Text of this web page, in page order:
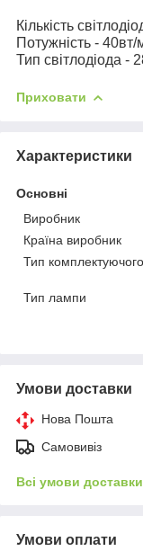
Кількість
Потужність - 40вт/
Тип світлодіода -
Приховати
Характеристики
Основні
Виробник
Країна виробник
Тип комплектуючого
Тип лампи
Умови доставки
Нова Пошта
Самовивіз
Всі умови доставки
Умови оплати